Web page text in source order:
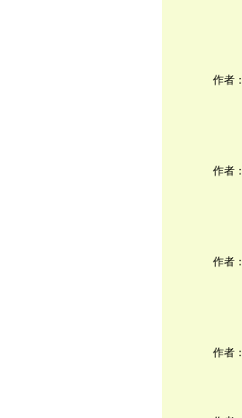
作者：
作者：
作者：
作者：